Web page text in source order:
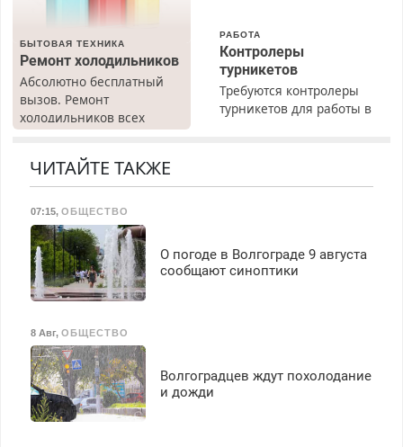
БЫТОВАЯ ТЕХНИКА
Ремонт холодильников
Абсолютно бесплатный
вызов. Ремонт
холодильников всех
гарантией. Все р-ны.
Срочно. Без выходных.
Пенсионерам – скидки до
40%. Мастер со стажем.
РАБОТА
Контролеры
турникетов
Требуются контролеры
турникетов для работы в
Ежемесячно
выплачивается денежная
безопасности с з/п до
ЧИТАЙТЕ ТАКЖЕ
07:15, ОБЩЕСТВО
О погоде в Волгограде 9 августа
сообщают синоптики
8 Авг, ОБЩЕСТВО
Волгоградцев ждут похолодание
и дожди